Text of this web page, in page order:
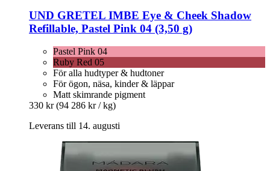
UND GRETEL IMBE Eye & Cheek Shadow
Refillable, Pastel Pink 04 (3,50 g)
Pastel Pink 04
Ruby Red 05
För alla hudtyper & hudtoner
För ögon, näsa, kinder & läppar
Matt skimrande pigment
330 kr (94 286 kr / kg)
Leverans till 14. augusti